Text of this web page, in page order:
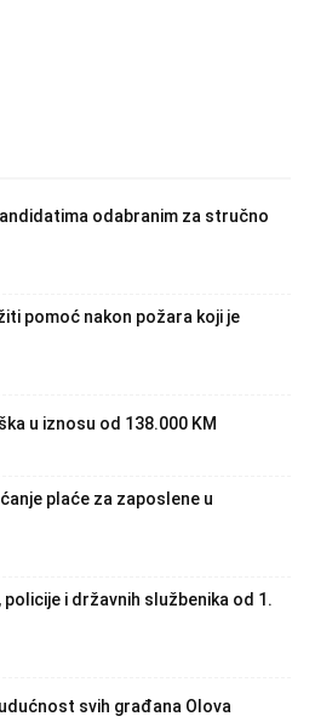
odabranim za stručno
pomoć nakon požara koji je
u iznosu od 138.000 KM
plaće za zaposlene u
i državnih službenika od 1.
svih građana Olova